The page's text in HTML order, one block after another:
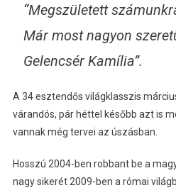
“Megszületett
Már most nagyon
Gelencsér Kamília”.
A 34 esztendős világklasszis
várandós, pár héttel később azt is
vannak még tervei az úszásban.
Hosszú 2004-ben robbant be a
nagy sikerét 2009-ben a római